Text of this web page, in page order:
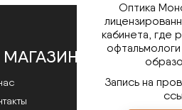
Оптика
кабинета, где
Запись на